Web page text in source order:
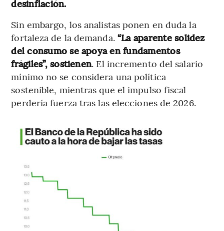
desinflación.
Sin embargo, los analistas ponen en duda la
fortaleza de la demanda. “La aparente solidez
del consumo se apoya en fundamentos
frágiles”, sostienen. El incremento del salario
mínimo no se considera una política
sostenible, mientras que el impulso fiscal
perdería fuerza tras las elecciones de 2026.